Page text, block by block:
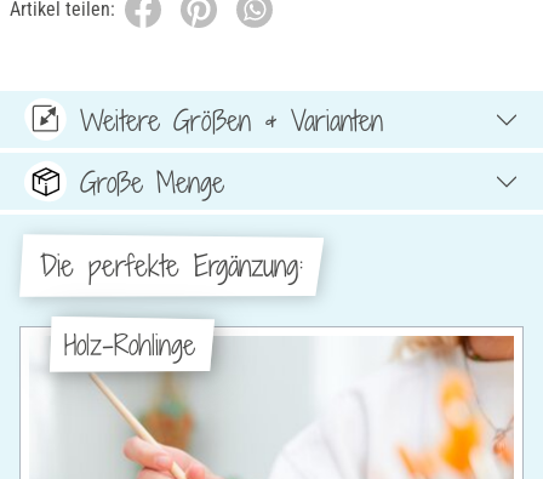
Artikel teilen:
Weitere Größen & Varianten
Große Menge
Die perfekte Ergänzung:
Holz-Rohlinge